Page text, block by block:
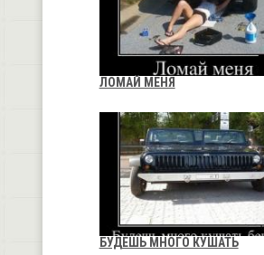
ЛОМАЙ МЕНЯ
БУДЕШЬ МНОГО КУШАТЬ